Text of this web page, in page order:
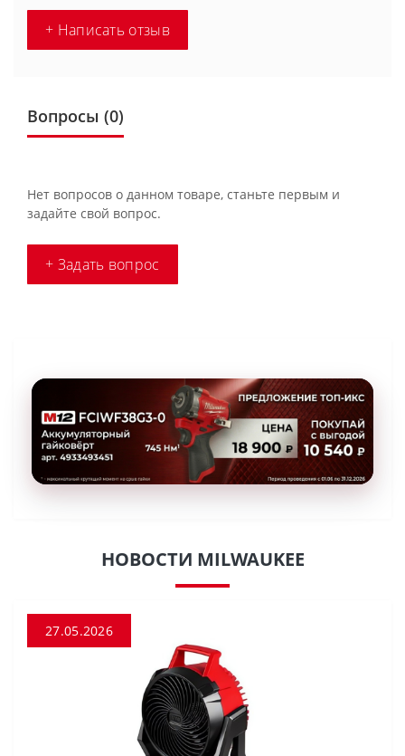
+ Написать отзыв
Вопросы (0)
Нет вопросов о данном товаре, станьте первым и
задайте свой вопрос.
+ Задать вопрос
НОВОСТИ MILWAUKEE
27.05.2026